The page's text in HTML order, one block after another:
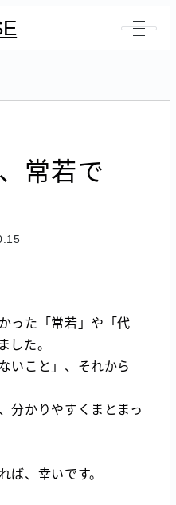
常若で
った「常若」や「代
した。
いこと」、それから
分かりやすくまとまっ
ば、幸いです。